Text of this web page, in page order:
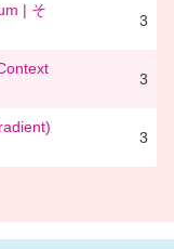
| そ
3
3
3